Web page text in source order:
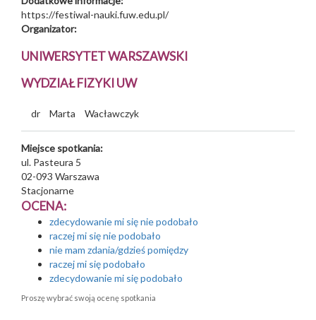
https://festiwal-nauki.fuw.edu.pl/
Organizator:
UNIWERSYTET WARSZAWSKI
WYDZIAŁ FIZYKI UW
dr Marta Wacławczyk
Miejsce spotkania:
ul. Pasteura 5
02-093 Warszawa
Stacjonarne
OCENA:
zdecydowanie mi się nie podobało
raczej mi się nie podobało
nie mam zdania/gdzieś pomiędzy
raczej mi się podobało
zdecydowanie mi się podobało
Proszę wybrać swoją ocenę spotkania